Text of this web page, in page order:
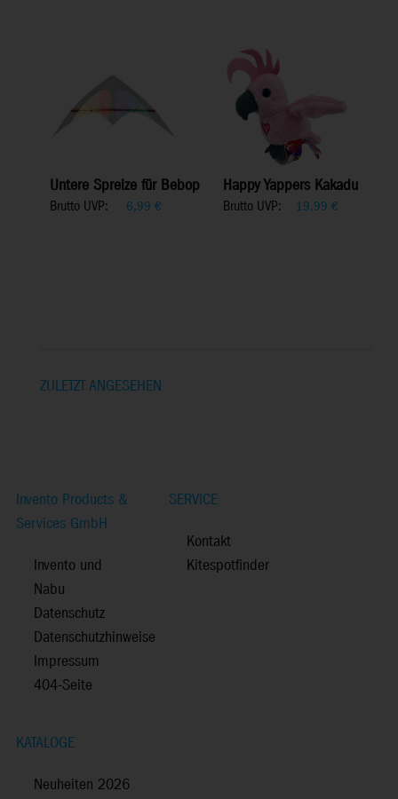
Untere Spreize für Bebop
Brutto UVP: 6,99 €
Happy Yappers Kakadu
Brutto UVP: 19,99 €
ZULETZT ANGESEHEN
Invento Products &
Services GmbH
Invento und
Nabu
Datenschutz
Datenschutzhinweise
Impressum
404-Seite
SERVICE
Kontakt
Kitespotfinder
KATALOGE
Neuheiten 2026